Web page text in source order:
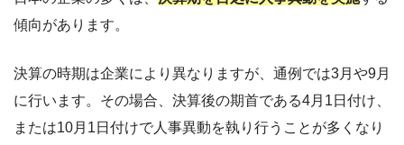
傾向があります。
決算の時期は企業により異なりますが、通例では3月や9月
に行います。その場合、決算後の期首である4月1日付け、
または10月1日付けで人事異動を執り行うことが多くなり